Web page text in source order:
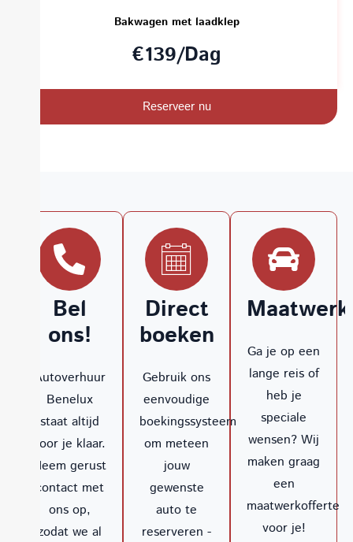
Bakwagen met laadklep
€139/Dag
Reserveer nu
Bel
ons!
Autoverhuur
Benelux
staat altijd
voor je klaar.
Neem gerust
contact met
ons op,
zodat we al
Direct
boeken
Gebruik ons
eenvoudige
boekingssysteem
om meteen
jouw
gewenste
auto te
reserveren -
Ga je op een
lange reis of
heb je
speciale
wensen? Wij
maken graag
een
maatwerkofferte
voor je!